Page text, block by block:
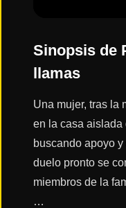
Acción
Sinopsis de
llamas
Una mujer, tras la
en la casa aislada
buscando apoyo
duelo pronto se
miembros de la
…